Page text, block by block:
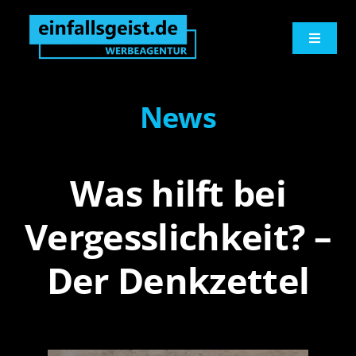
springen
Zum
springen
Toggle
Werbetechnik
Digitales
News
Was hilft bei
Vergesslichkeit? –
Der Denkzettel